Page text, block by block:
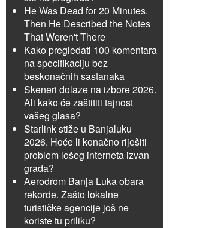
He Was Dead for 20 Minutes.
Then He Described the Notes
That Weren't There
Kako pregledati 100 komentara
na specifikaciju bez
beskonačnih sastanaka
Skeneri dolaze na izbore 2026.
Ali kako će zaštititi tajnost
vašeg glasa?
Starlink stiže u Banjaluku
2026. Hoće li konačno riješiti
problem lošeg interneta izvan
grada?
Aerodrom Banja Luka obara
rekorde. Zašto lokalne
turističke agencije još ne
koriste tu priliku?